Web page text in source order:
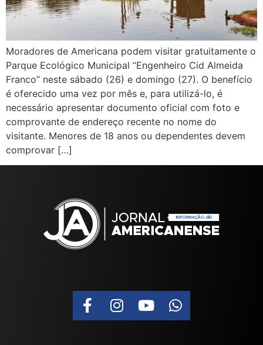
Moradores de Americana podem visitar gratuitamente o
Parque Ecológico Municipal “Engenheiro Cid Almeida
Franco” neste sábado (26) e domingo (27). O benefício
é oferecido uma vez por mês e, para utilizá-lo, é
necessário apresentar documento oficial com foto e
comprovante de endereço recente no nome do
visitante. Menores de 18 anos ou dependentes devem
comprovar […]